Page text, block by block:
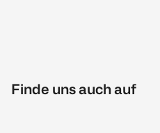
Finde uns auch auf